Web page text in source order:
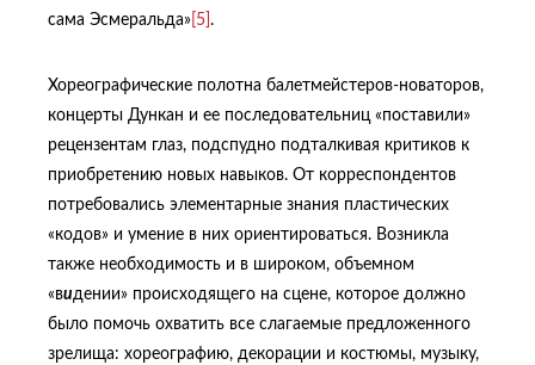
сама Эсмеральда» [5] .
Хореографические полотна балетмейстеров-новаторов,
концерты Дункан и ее последовательниц «поставили»
рецензентам глаз, подспудно подталкивая критиков к
приобретению новых навыков. От корреспондентов
потребовались элементарные знания пластических
«кодов» и умение в них ориентироваться. Возникла
также необходимость и в широком, объемном
«видении» происходящего на сцене, которое должно
было помочь охватить все слагаемые предложенного
зрелища: хореографию, декорации и костюмы, музыку,